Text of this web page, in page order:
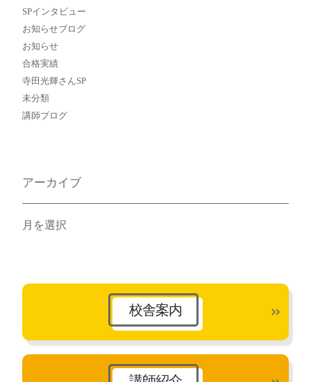
SPインタビュー
お知らせブログ
お知らせ
合格実績
寺田光輝さんSP
未分類
講師ブログ
アーカイブ
ア
ブ
校舎案内